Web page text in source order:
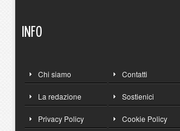
INFO
Chi siamo Contatti
La redazione Sostienici
Privacy Policy Cookie Policy